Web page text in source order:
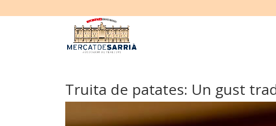
Truita de patates: Un gust